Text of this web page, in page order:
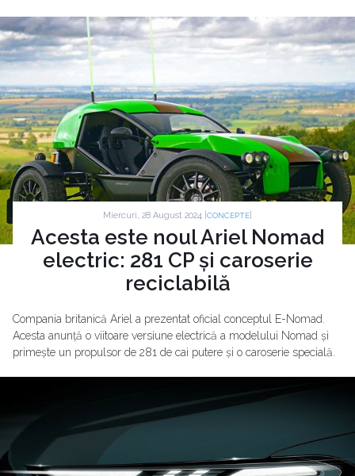
Miercuri, 28 August 2024 | CONCEPTE
Acesta este noul Ariel Nomad
electric: 281 CP și caroserie
reciclabilă
Compania britanică Ariel a prezentat oficial conceptul E-Nomad.
Acesta anunță o viitoare versiune electrică a modelului Nomad și
primește un propulsor de 281 de cai putere și o caroserie specială.